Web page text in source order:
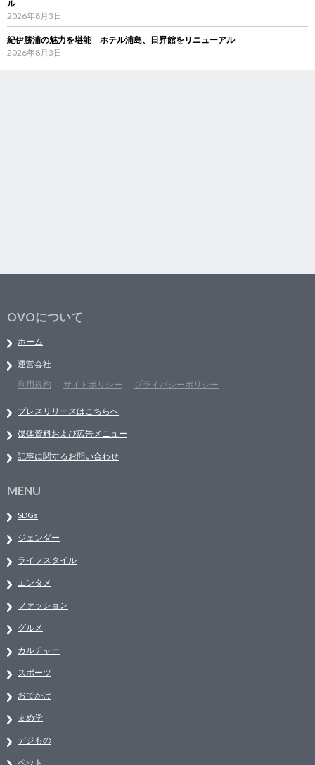
ル
2026年8月3日
紀伊勝浦の魅力を堪能 ホテル浦島、日昇館をリニューアル
2026年8月3日
OVOについて
ホーム
運営会社
利用規約
サイトポリシー プライバシーポリシー
プレスリリースはこちらへ
媒体資料および広告メニュー
記事に関するお問い合わせ
MENU
SDGs
ジェンダー
ライフスタイル
エンタメ
ファッション
グルメ
カルチャー
スポーツ
おでかけ
まめ学
デジもの
ペット